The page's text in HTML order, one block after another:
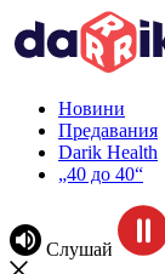
Новини
Предавания
Darik Health
„40 до 40“
Слушай